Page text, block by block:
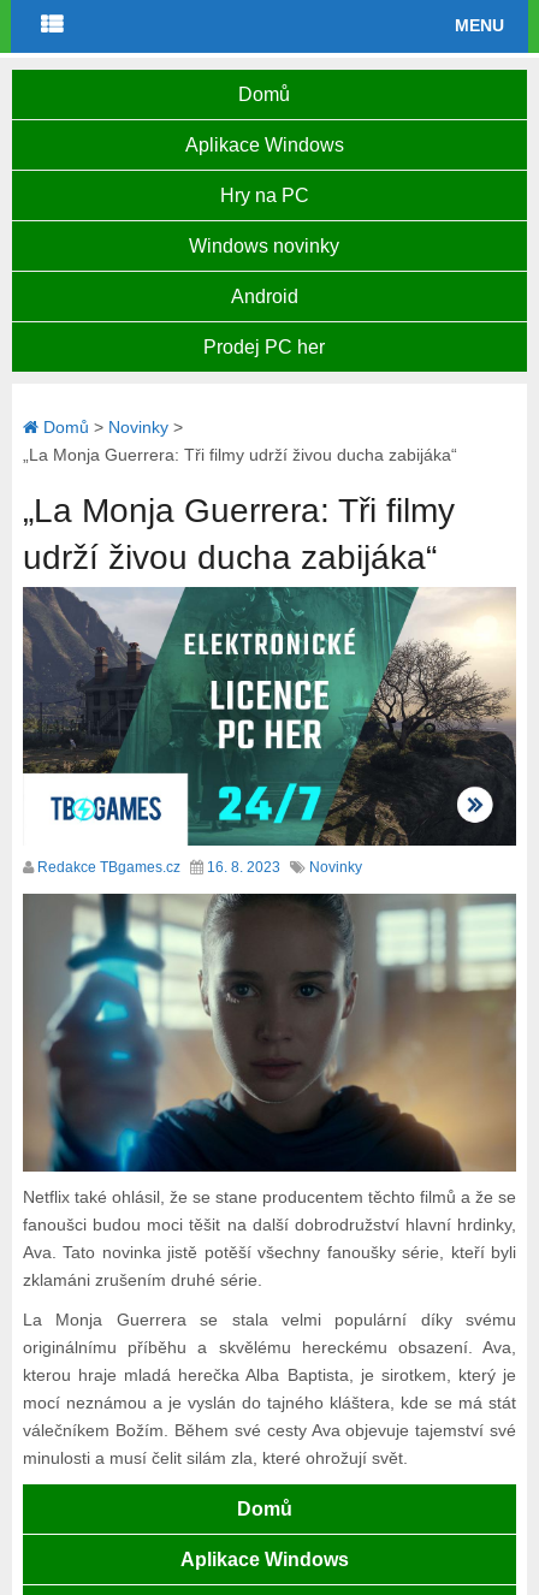
MENU
Domů
Aplikace Windows
Hry na PC
Windows novinky
Android
Prodej PC her
Domů > Novinky>
„La Monja Guerrera: Tři filmy udrží živou ducha zabijáka“
„La Monja Guerrera: Tři filmy
udrží živou ducha zabijáka“
Redakce TBgames.cz 16. 8. 2023 Novinky
Netflix také ohlásil, že se stane producentem těchto filmů a že se
fanoušci budou moci těšit na další dobrodružství hlavní hrdinky,
Ava. Tato novinka jistě potěší všechny fanoušky série, kteří byli
zklamáni zrušením druhé série.
La Monja Guerrera se stala velmi populární díky svému
originálnímu příběhu a skvělému hereckému obsazení. Ava,
kterou hraje mladá herečka Alba Baptista, je sirotkem, který je
mocí neznámou a je vyslán do tajného kláštera, kde se má stát
válečníkem Božím. Během své cesty Ava objevuje tajemství své
minulosti a musí čelit silám zla, které ohrožují svět.
Domů
Aplikace Windows